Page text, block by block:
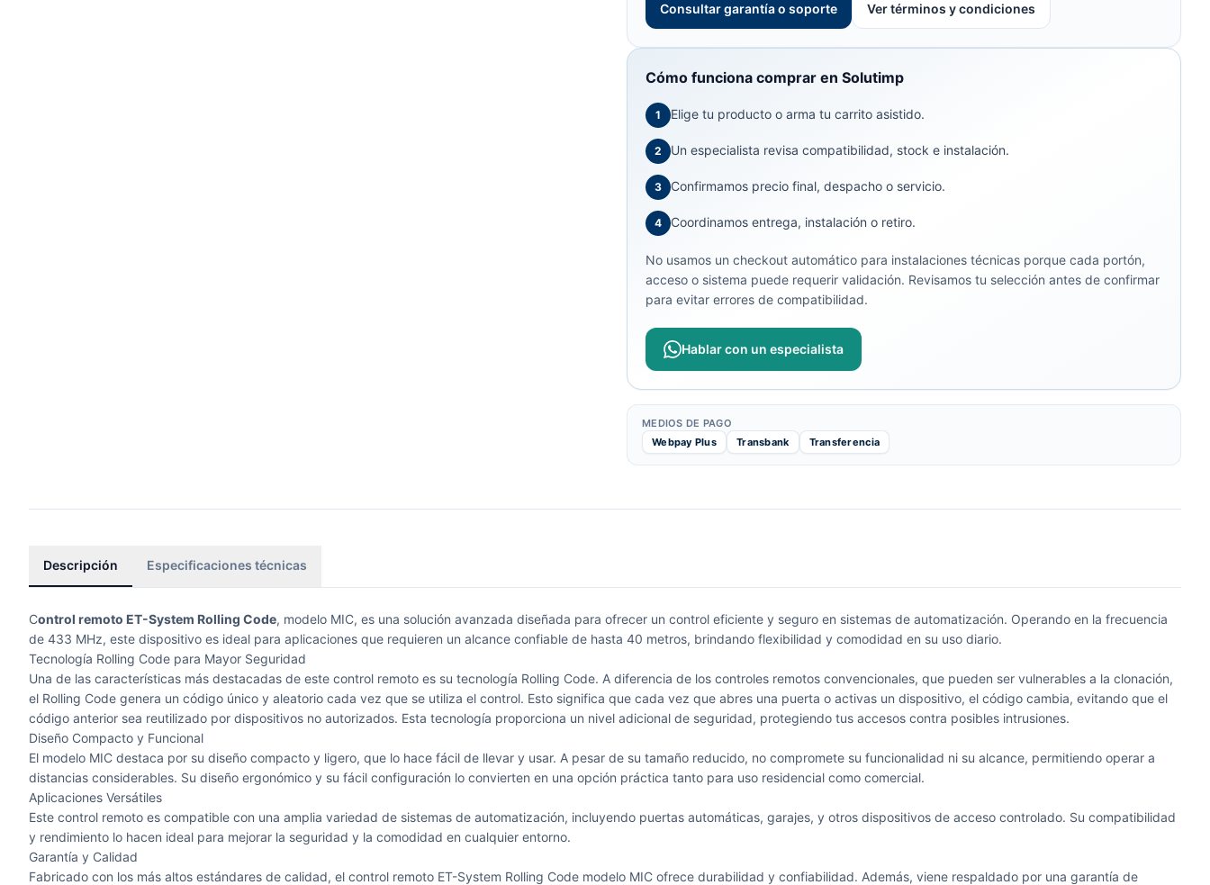
Consultar garantía o soporte Ver términos y condiciones
Cómo funciona comprar en Solutimp
1 Elige tu producto o arma tu carrito asistido.
2 Un especialista revisa compatibilidad, stock e instalación.
3 Confirmamos precio final, despacho o servicio.
4 Coordinamos entrega, instalación o retiro.
No usamos un checkout automático para instalaciones técnicas porque cada portón,
acceso o sistema puede requerir validación. Revisamos tu selección antes de confirmar
para evitar errores de compatibilidad.
Hablar con un especialista
MEDIOS DE PAGO
Webpay Plus
Transbank Transferencia
Descripción Especificaciones técnicas
Control remoto ET-System Rolling Code, modelo MIC, es una solución avanzada diseñada para ofrecer un control eficiente y seguro en sistemas de automatización. Operando en la frecuencia
de 433 MHz, este dispositivo es ideal para aplicaciones que requieren un alcance confiable de hasta 40 metros, brindando flexibilidad y comodidad en su uso diario.
Tecnología Rolling Code para Mayor Seguridad
Una de las características más destacadas de este control remoto es su tecnología Rolling Code. A diferencia de los controles remotos convencionales, que pueden ser vulnerables a la clonación,
el Rolling Code genera un código único y aleatorio cada vez que se utiliza el control. Esto significa que cada vez que abres una puerta o activas un dispositivo, el código cambia, evitando que el
código anterior sea reutilizado por dispositivos no autorizados. Esta tecnología proporciona un nivel adicional de seguridad, protegiendo tus accesos contra posibles intrusiones.
Diseño Compacto y Funcional
El modelo MIC destaca por su diseño compacto y ligero, que lo hace fácil de llevar y usar. A pesar de su tamaño reducido, no compromete su funcionalidad ni su alcance, permitiendo operar a
distancias considerables. Su diseño ergonómico y su fácil configuración lo convierten en una opción práctica tanto para uso residencial como comercial.
Aplicaciones Versátiles
Este control remoto es compatible con una amplia variedad de sistemas de automatización, incluyendo puertas automáticas, garajes, y otros dispositivos de acceso controlado. Su compatibilidad
y rendimiento lo hacen ideal para mejorar la seguridad y la comodidad en cualquier entorno.
Garantía y Calidad
Fabricado con los más altos estándares de calidad, el control remoto ET-System Rolling Code modelo MIC ofrece durabilidad y confiabilidad. Además, viene respaldado por una garantía de